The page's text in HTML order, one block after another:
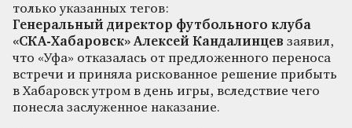
только указанных тегов:
Генеральный директор футбольного клуба
«СКА‑Хабаровск» Алексей Кандалинцев заявил,
что «Уфа» отказалась от предложенного переноса
встречи и приняла рискованное решение прибыть
в Хабаровск утром в день игры, вследствие чего
понесла заслуженное наказание.